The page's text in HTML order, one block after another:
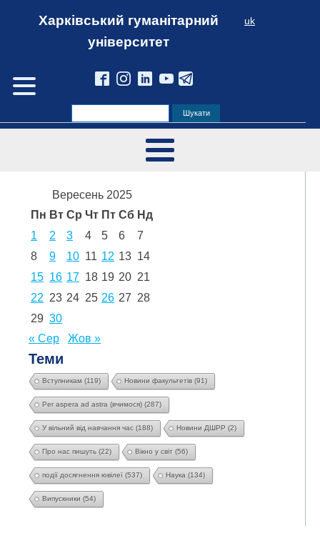
Харківський гуманітарний
університет
uk
Вересень 2025
Пн Вт Ср Чт Пт Сб Нд
1
2 3 4 5 6
7
8
9 10 11 12 13 14
15 16 17 18 19 20 21
22 23 24 25 26 27 28
29 30
« Сер
Жов »
Теми
Вступникам (119) Новини факультетів (91)
Per aspera ad astra (вчимося) (287)
У вільний від навчання час (188) Новини ДШРР (2)
Про нас пишуть (22) Вікно у світ (56)
події досягнення ювілеї (537) Наука (134)
Випускники (54)